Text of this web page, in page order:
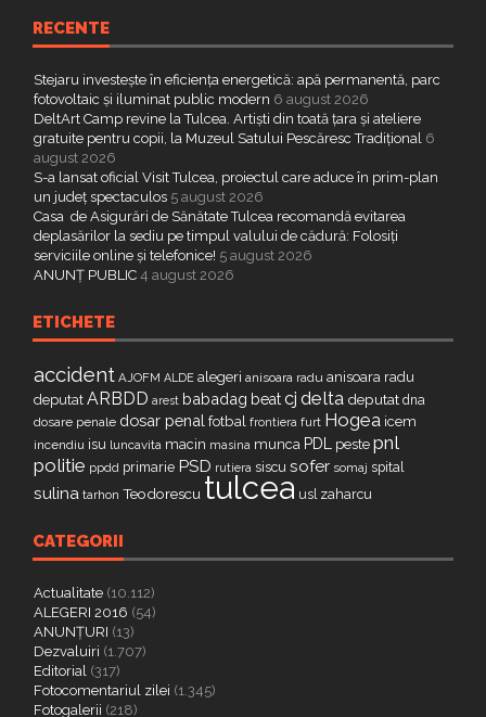
RECENTE
Stejaru investește în eficiența energetică: apă permanentă, parc
fotovoltaic și iluminat public modern 6 august 2026
DeltArt Camp revine la Tulcea. Artiști din toată țara și ateliere
gratuite pentru copii, la Muzeul Satului Pescăresc Tradițional 6
august 2026
S-a lansat oficial Visit Tulcea, proiectul care aduce în prim-plan
un județ spectaculos 5 august 2026
Casa de Asigurări de Sănătate Tulcea recomandă evitarea
deplasărilor la sediu pe timpul valului de cădură: Folosiți
serviciile online și telefonice! 5 august 2026
ANUNȚ PUBLIC 4 august 2026
ETICHETE
accident AJOFM ALDE alegeri anisoara radu anisoara radu
deputat ARBDD arest babadag beatcj delta deputat dna
dosare penale dosar penal fotbal frontiera furt Hogea icem
incendiu isu luncavita macin masina munca PDL peste pnl
politie ppdd primarie PSD rutiera siscu sofer somaj spital
sulina tarhon Teodorescu tulcea usl zaharcu
CATEGORII
Actualitate (10.112)
ALEGERI 2016 (54)
ANUNȚURI (13)
Dezvaluiri (1.707)
Editorial (317)
Fotocomentariul zilei (1.345)
Fotogalerii (218)